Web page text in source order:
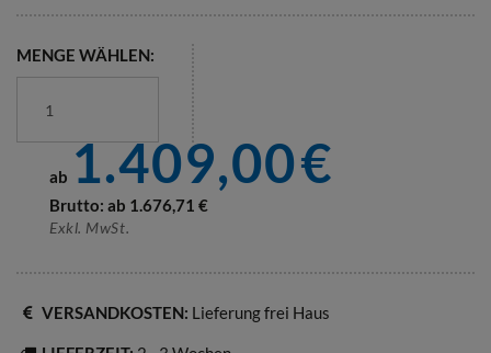
MENGE WÄHLEN:
ab 1.409,00€
Brutto: ab 1.676,71 €
Exkl. MwSt.
VERSANDKOSTEN: Lieferung frei Haus